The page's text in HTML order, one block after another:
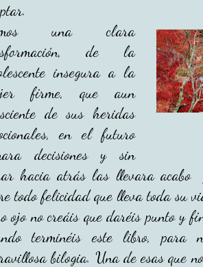
una clara
de la
insegura a la
firme, que aun
de sus heridas
en el futuro
decisiones y sin
hacia atrás las llevara acabo
todo felicidad que lleva toda su
ojo no creáis que daréis punto
terminéis este libro, para
bilogia. Una de esas que